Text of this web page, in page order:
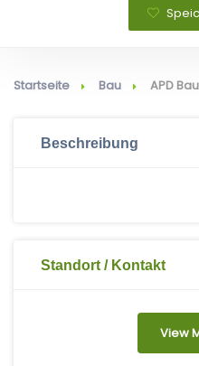
Startseite Bau APD
Beschreibung
Standort / Kontakt
View